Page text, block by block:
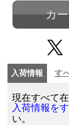
カ
入荷情報 す
現在すべて
入荷情報を
い。